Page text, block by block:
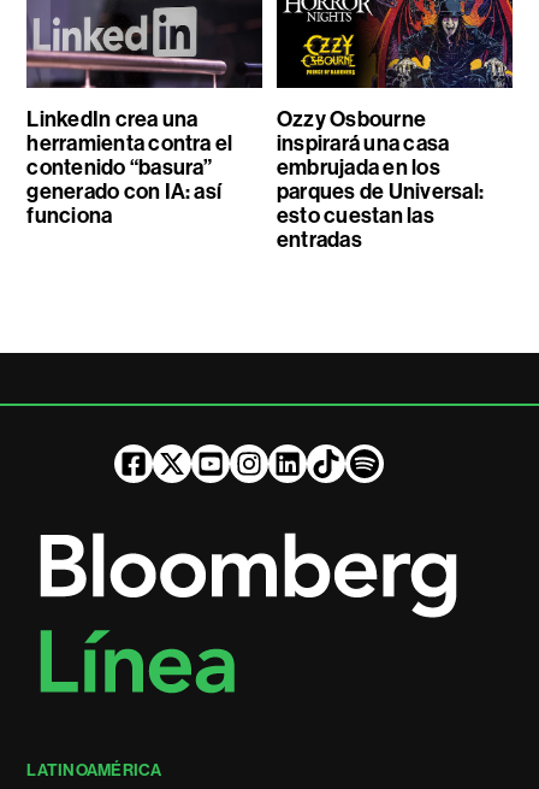
LinkedIn crea una
herramienta contra el
contenido “basura”
generado con IA: así
funciona
Ozzy Osbourne
inspirará una casa
embrujada en los
parques de Universal:
esto cuestan las
entradas
LATINOAMÉRICA